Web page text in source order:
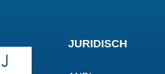
JURIDISCH